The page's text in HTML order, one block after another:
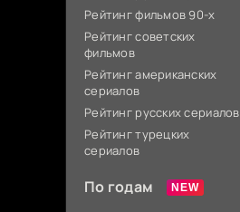
Рейтинг фильмов 90-х
Рейтинг советских
фильмов
Рейтинг американских
сериалов
Рейтинг русских сериалов
Рейтинг турецких
сериалов
По годам